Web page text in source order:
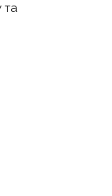
та